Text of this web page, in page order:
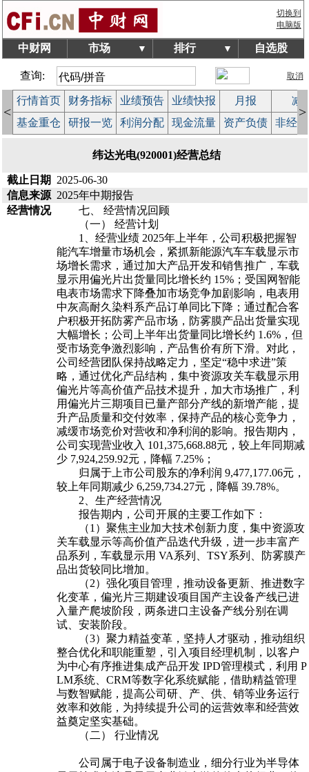
切换到
电脑版
中财网 市场 ▼ 排行 ▼ 自选股
查询: 取消
<
行情首页 财务指标 业绩预告 业绩快报 月报
减
基金重仓
研报一览 利润分配 现金流量 资产负债 非经
>
纬达光电(920001)经营总结
截止日期
2025-06-30
信息来源 2025年中期报告
经营情况
七、 经营情况回顾
（一） 经营计划
1、经营业绩 2025年上半年，公司积极把握智
能汽车增量市场机会，紧抓新能源汽车车载显示市
场增长需求，通过加大产品开发和销售推广，车载
显示用偏光片出货量同比增长约 15%；受国网智能
电表市场需求下降叠加市场竞争加剧影响，电表用
中灰高耐久染料系产品订单同比下降；通过配合客
户积极开拓防雾产品市场，防雾膜产品出货量实现
大幅增长；公司上半年出货量同比增长约 1.6%，但
受市场竞争激烈影响，产品售价有所下滑。对此，
公司经营团队保持战略定力，坚定“稳中求进”策
略，通过优化产品结构，集中资源攻关车载显示用
偏光片等高价值产品技术提升，加大市场推广，利
用偏光片三期项目已量产部分产线的新增产能，提
升产品质量和交付效率，保持产品的核心竞争力，
减缓市场竞价对营收和净利润的影响。报告期内，
公司实现营业收入 101,375,668.88元，较上年同期减
少 7,924,259.92元，降幅 7.25%；
归属于上市公司股东的净利润 9,477,177.06元，
较上年同期减少 6,259,734.27元，降幅 39.78%。
2、生产经营情况
报告期内，公司开展的主要工作如下：
（1）聚焦主业加大技术创新力度，集中资源攻
关车载显示等高价值产品迭代升级，进一步丰富产
品系列，车载显示用 VA系列、TSY系列、防雾膜产
品出货较同比增加。
（2）强化项目管理，推动设备更新、推进数字
化变革，偏光片三期建设项目国产主设备产线已进
入量产爬坡阶段，两条进口主设备产线分别在调
试、安装阶段。
（3）聚力精益变革，坚持人才驱动，推动组织
整合优化和职能重塑，引入项目经理机制，以客户
为中心有序推进集成产品开发 IPD管理模式，利用 P
LM系统、CRM等数字化系统赋能，借助精益管理
与数智赋能，提高公司研、产、供、销等业务运行
效率和效能，为持续提升公司的运营效率和经营效
益奠定坚实基础。
（二） 行业情况
公司属于电子设备制造业，细分行业为半导体